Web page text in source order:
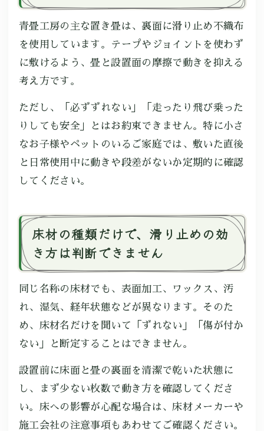
青畳工房の主な置き畳は、裏面に滑り止め不織布
を使用しています。テープやジョイントを使わず
に敷けるよう、畳と設置面の摩擦で動きを抑える
考え方です。
ただし、「必ずずれない」「走ったり飛び乗った
りしても安全」とはお約束できません。特に小さ
なお子様やペットのいるご家庭では、敷いた直後
と日常使用中に動きや段差がないか定期的に確認
してください。
床材の種類だけで、滑り止めの効
き方は判断できません
同じ名称の床材でも、表面加工、ワックス、汚
れ、湿気、経年状態などが異なります。そのた
め、床材名だけを聞いて「ずれない」「傷が付か
ない」と断定することはできません。
設置前に床面と畳の裏面を清潔で乾いた状態に
し、まず少ない枚数で動き方を確認してくださ
い。床への影響が心配な場合は、床材メーカーや
施工会社の注意事項もあわせてご確認ください。